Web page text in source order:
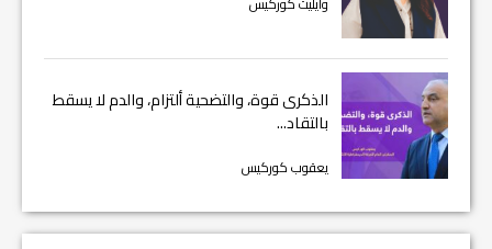
الذكرى قوة، والتضحية ألتزام، والدم لا يسقط
بالتقاد...
يعقوب كوركيس